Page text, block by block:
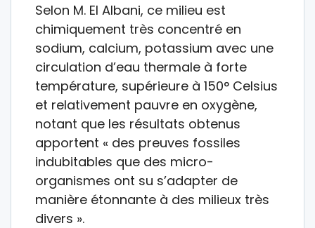
Selon M. El Albani, ce milieu est
chimiquement très concentré en
sodium, calcium, potassium avec une
circulation d’eau thermale à forte
température, supérieure à 150° Celsius
et relativement pauvre en oxygène,
notant que les résultats obtenus
apportent « des preuves fossiles
indubitables que des micro-
organismes ont su s’adapter de
manière étonnante à des milieux très
divers ».